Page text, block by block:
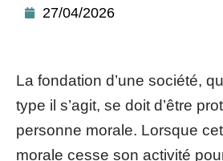
27/04/2026
La fondation d’une société,
type il s’agit, se doit d’être
personne morale. Lorsque
morale cesse son activité